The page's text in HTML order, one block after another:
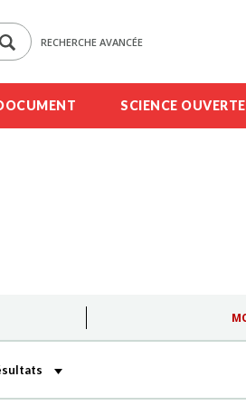
RECHERCHE AVANCÉE
SCIENCE OUVERTE